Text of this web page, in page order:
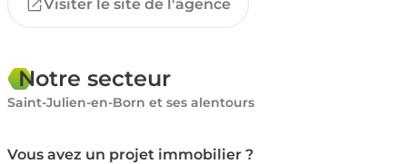
Visiter le site de l'agence
Notre secteur
Saint-Julien-en-Born et ses alentours
Vous avez un projet immobilier ?